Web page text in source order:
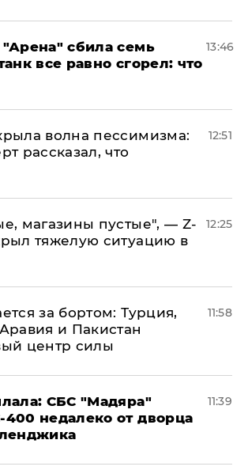
"Арена" сбила семь
все равно сгорел: что
13:46
волна пессимизма:
рассказал, что
12:51
магазины пустые", — Z-
тяжелую ситуацию в
12:25
за бортом: Турция,
и Пакистан
центр силы
11:58
СБС "Мадяра"
недалеко от дворца
11:39